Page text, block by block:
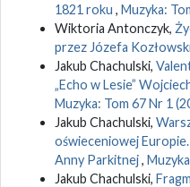
1821 roku , Muzyka:
Wiktoria Antonczyk,
przez Józefa
Jakub Chachulski,
„Echo w Lesie”
Muzyka: Tom 67 Nr 1
Jakub Chachulski,
oświeceniowej Europie.
Anny Parkitnej,
Jakub Chachulski,